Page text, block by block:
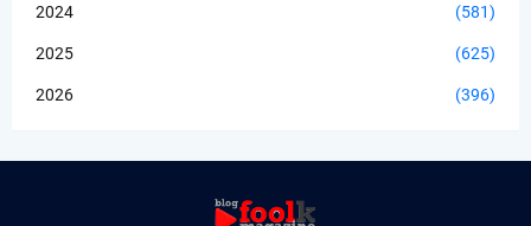
2024 (581)
2025 (625)
2026 (396)